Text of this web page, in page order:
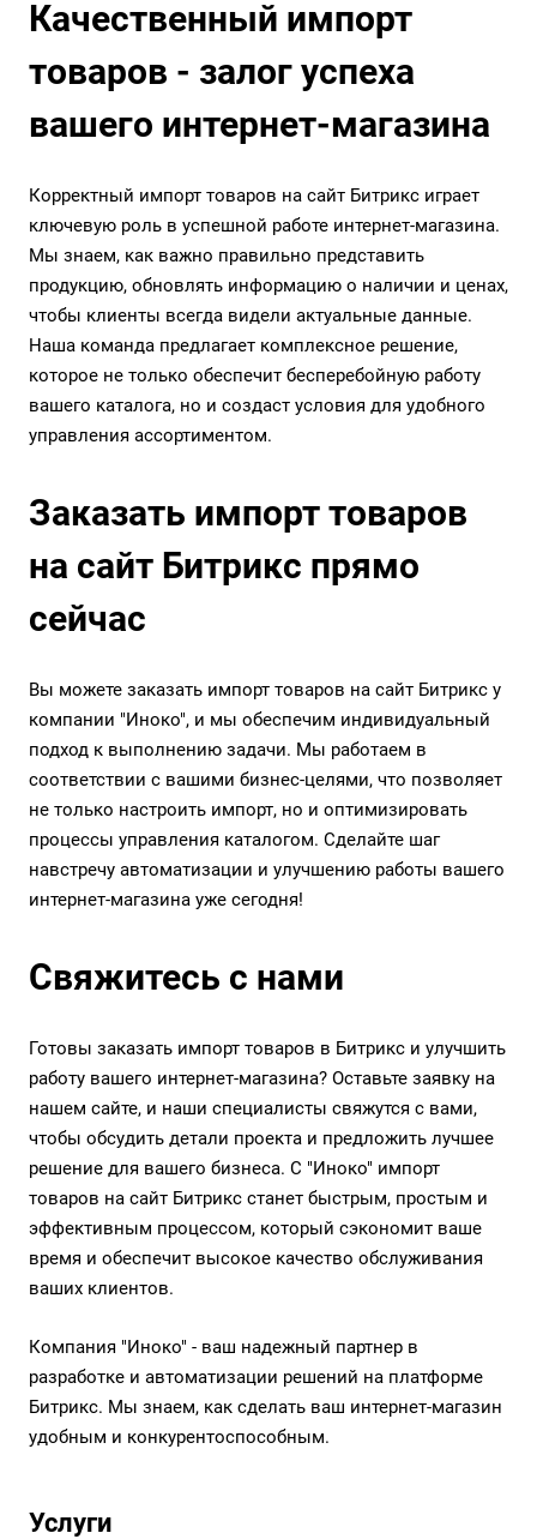
Качественный импорт
товаров - залог успеха
вашего интернет-магазина
Корректный импорт товаров на сайт Битрикс играет
ключевую роль в успешной работе интернет-магазина.
Мы знаем, как важно правильно представить
продукцию, обновлять информацию о наличии и ценах,
чтобы клиенты всегда видели актуальные данные.
Наша команда предлагает комплексное решение,
которое не только обеспечит бесперебойную работу
вашего каталога, но и создаст условия для удобного
управления ассортиментом.
Заказать импорт товаров
на сайт Битрикс прямо
сейчас
Вы можете заказать импорт товаров на сайт Битрикс у
компании "Иноко", и мы обеспечим индивидуальный
подход к выполнению задачи. Мы работаем в
соответствии с вашими бизнес-целями, что позволяет
не только настроить импорт, но и оптимизировать
процессы управления каталогом. Сделайте шаг
навстречу автоматизации и улучшению работы вашего
интернет-магазина уже сегодня!
Свяжитесь с нами
Готовы заказать импорт товаров в Битрикс и улучшить
работу вашего интернет-магазина? Оставьте заявку на
нашем сайте, и наши специалисты свяжутся с вами,
чтобы обсудить детали проекта и предложить лучшее
решение для вашего бизнеса. С "Иноко" импорт
товаров на сайт Битрикс станет быстрым, простым и
эффективным процессом, который сэкономит ваше
время и обеспечит высокое качество обслуживания
ваших клиентов.
Компания "Иноко" - ваш надежный партнер в
разработке и автоматизации решений на платформе
Битрикс. Мы знаем, как сделать ваш интернет-магазин
удобным и конкурентоспособным.
Услуги